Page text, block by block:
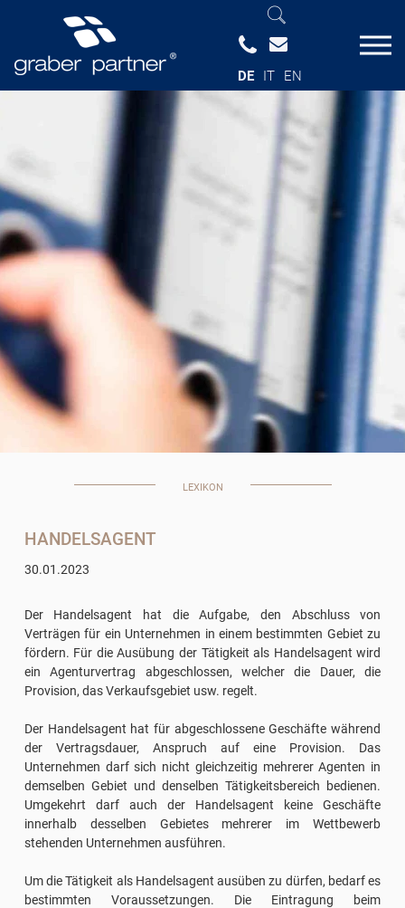
DE IT EN
LEXIKON
HANDELSAGENT
30.01.2023
Der Handelsagent hat die Aufgabe, den Abschluss von
Verträgen für ein Unternehmen in einem bestimmten Gebiet zu
fördern. Für die Ausübung der Tätigkeit als Handelsagent wird
ein Agenturvertrag abgeschlossen, welcher die Dauer, die
Provision, das Verkaufsgebiet usw. regelt.
Der Handelsagent hat für abgeschlossene Geschäfte während
der Vertragsdauer, Anspruch auf eine Provision. Das
Unternehmen darf sich nicht gleichzeitig mehrerer Agenten in
demselben Gebiet und denselben Tätigkeitsbereich bedienen.
Umgekehrt darf auch der Handelsagent keine Geschäfte
innerhalb desselben Gebietes mehrerer im Wettbewerb
stehenden Unternehmen ausführen.
Um die Tätigkeit als Handelsagent ausüben zu dürfen, bedarf es
bestimmten Voraussetzungen. Die Eintragung beim